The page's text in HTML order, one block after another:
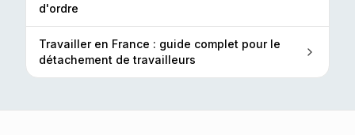
d'ordre
Travailler en France : guide complet pour le
détachement de travailleurs